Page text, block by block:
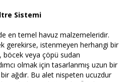
Sistemi
en temel havuz malzemeleridir.
gerekirse, istenmeyen herhangi bir
böcek veya çöpü sudan
olmak için tasarlanmış uzun bir
ağdır. Bu alet nispeten ucuzdur